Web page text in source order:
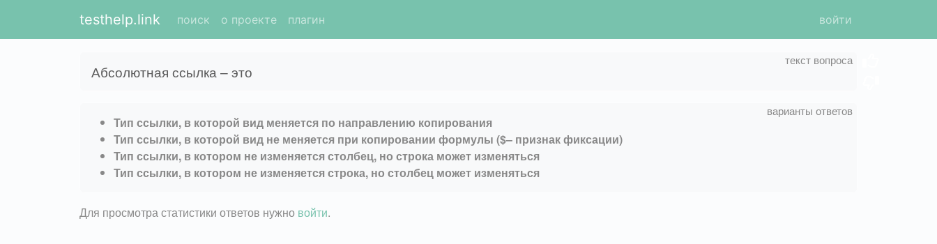
testhelp.link поиск о проекте плагин войти
Абсолютная ссылка – это
Тип ссылки, в которой вид меняется по направлению копирования
Тип ссылки, в которой вид не меняется при копировании формулы ($– признак фиксации)
Тип ссылки, в котором не изменяется столбец, но строка может изменяться
Тип ссылки, в котором не изменяется строка, но столбец может изменяться
Для просмотра статистики ответов нужно войти.